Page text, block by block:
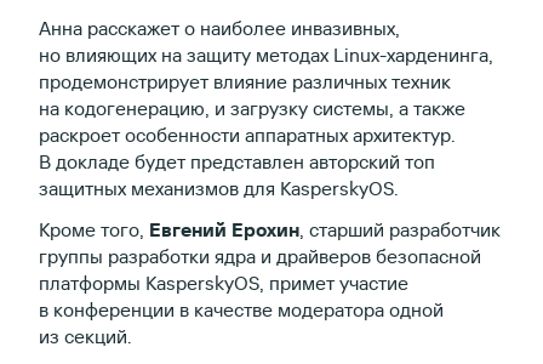
Анна расскажет о наиболее инвазивных,
но влияющих на защиту методах Linux-харденинга,
продемонстрирует влияние различных техник
на кодогенерацию, и загрузку системы, а также
раскроет особенности аппаратных архитектур.
В докладе будет представлен авторский топ
защитных механизмов для KasperskyOS.
Кроме того, Евгений Ерохин, старший разработчик
группы разработки ядра и драйверов безопасной
платформы KasperskyOS, примет участие
в конференции в качестве модератора одной
из секций.